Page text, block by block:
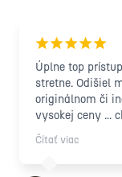
¡¡¡¡¡
Úplne top
stretne. Odišiel
originálnom či
vysokej ceny ...
notebook
nevídanou
Čítať viac